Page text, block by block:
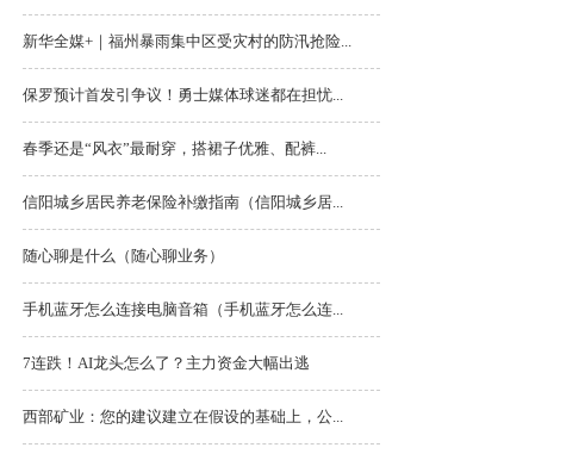
新华全媒+｜福州暴雨集中区受灾村的防汛抢险...
保罗预计首发引争议！勇士媒体球迷都在担忧...
春季还是“风衣”最耐穿，搭裙子优雅、配裤...
信阳城乡居民养老保险补缴指南（信阳城乡居...
随心聊是什么（随心聊业务）
手机蓝牙怎么连接电脑音箱（手机蓝牙怎么连...
7连跌！AI龙头怎么了？主力资金大幅出逃
西部矿业：您的建议建立在假设的基础上，公...